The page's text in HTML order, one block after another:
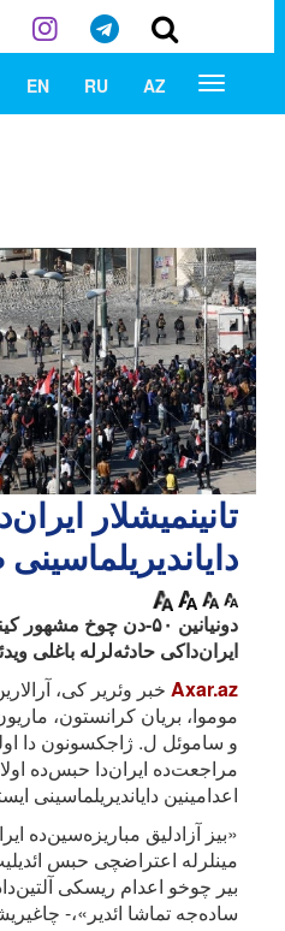
AZ
RU
EN
تانینمیشلار
دونیانین ۵۰-دن چوخ
ایران‌داکی حادثه‌لرله باغلی
Axar.az خبر وئریر کی،
موموا، بریان کرانستون،
و ساموئل ل. ژاجکسونون دا
مراجعت‌ده ایران‌دا حبس‌ده
اعدامینین دایاندیریلماسینی
«بیز آزادلیق مباریزه‌سین‌ده
مینلرله اعتراضچی حبس
بیر چوخو اعدام ریسکی
ساده‌جه تماشا ائدیر»،-